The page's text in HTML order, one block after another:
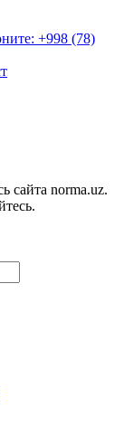
+998 (78)
сайта norma.uz.